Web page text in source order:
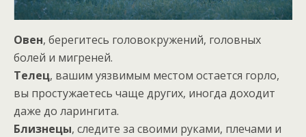
Овен, берегитесь головокружений, головных
болей и мигреней.
Телец, вашим уязвимым местом остается горло,
вы простужаетесь чаще других, иногда доходит
даже до ларингита.
Близнецы, следите за своими руками, плечами и